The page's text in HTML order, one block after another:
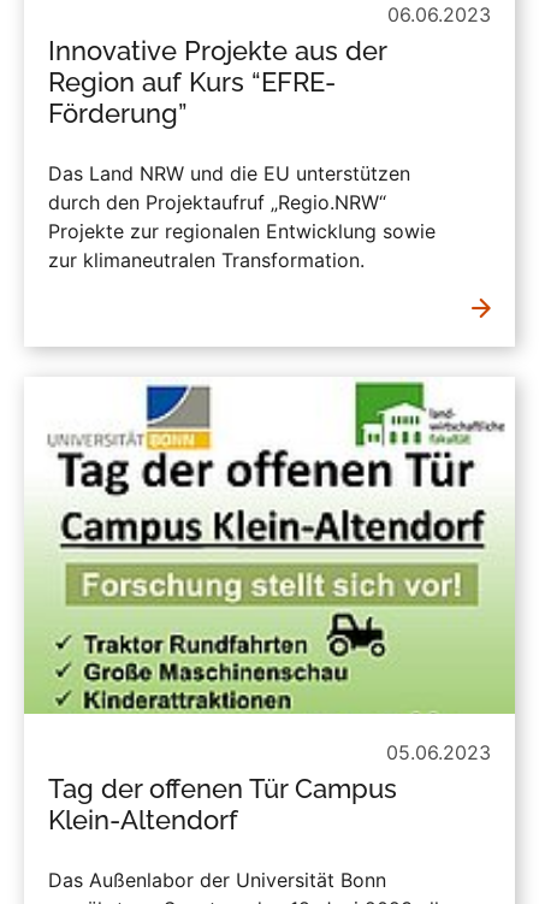
06.06.2023
Innovative Projekte aus der
Region auf Kurs “EFRE-
Förderung”
Das Land NRW und die EU unterstützen
durch den Projektaufruf „Regio.NRW“
Projekte zur regionalen Entwicklung sowie
zur klimaneutralen Transformation.
05.06.2023
Tag der offenen Tür Campus
Klein-Altendorf
Das Außenlabor der Universität Bonn